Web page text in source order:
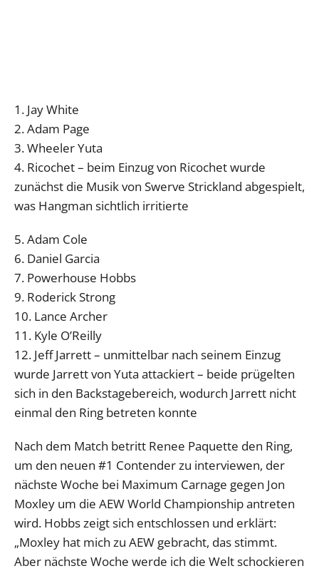
1. Jay White
2. Adam Page
3. Wheeler Yuta
4. Ricochet – beim Einzug von Ricochet wurde
zunächst die Musik von Swerve Strickland abgespielt,
was Hangman sichtlich irritierte
5. Adam Cole
6. Daniel Garcia
7. Powerhouse Hobbs
9. Roderick Strong
10. Lance Archer
11. Kyle O’Reilly
12. Jeff Jarrett – unmittelbar nach seinem Einzug
wurde Jarrett von Yuta attackiert – beide prügelten
sich in den Backstagebereich, wodurch Jarrett nicht
einmal den Ring betreten konnte
Nach dem Match betritt Renee Paquette den Ring,
um den neuen #1 Contender zu interviewen, der
nächste Woche bei Maximum Carnage gegen Jon
Moxley um die AEW World Championship antreten
wird. Hobbs zeigt sich entschlossen und erklärt:
„Moxley hat mich zu AEW gebracht, das stimmt.
Aber nächste Woche werde ich die Welt schockieren